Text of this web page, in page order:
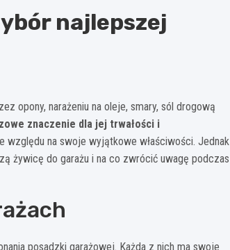
najlepszej
opony, narażeniu na oleje, smary, sól drogową
znaczenie dla jej trwałości i
względu na swoje wyjątkowe właściwości. Jednak
żywicę do garażu i na co zwrócić uwagę podczas
posadzki garażowej. Każda z nich ma swoje